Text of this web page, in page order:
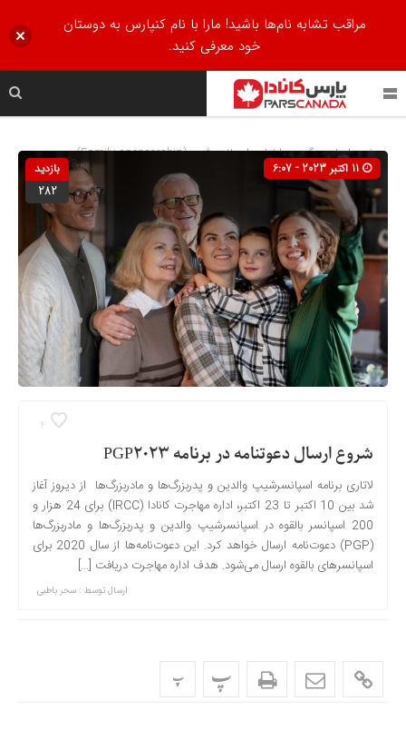
صفحه اصلی» گروه »اخبار»اسپانسرشیپ(Family sponsorship)
بازدید
282
4
شروع ارسال دعوتنامه در برنامه PGP2023
لاتاری برنامه اسپانسرشیپ والدین و پدربزرگ‌ها و مادربزرگ‌ها از دیروز آغاز
شد بین 10 اکتبر تا 23 اکتبر، اداره مهاجرت کانادا (IRCC) برای 24 هزار و
200 اسپانسر بالقوه در اسپانسرشیپ والدین و پدربزرگ‌ها و مادربزرگ‌ها
(PGP) دعوت‌نامه ارسال خواهد کرد. این دعوت‌نامه‌ها از سال 2020 برای
اسپانسرهای بالقوه ارسال می‌شود. هدف اداره مهاجرت دریافت […]
ارسال توسط : سحر باطبی
پ پ
مراقب تشابه نام‌ها باشید! مارا با نام کنپارس به دوستان
خود معرفی کنید.